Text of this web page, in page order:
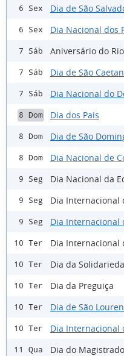
6 Sex Dia de São
6 Sex Dia Nacional dos
7 Sáb Aniversário do
7 Sáb Dia de São
7 Sáb Dia Nacional do
8 Dom Dia dos Pais
8 Dom Dia de São
8 Dom Dia Nacional de
9 Seg Dia Nacional da
9 Seg Dia Internacional
9 Seg Dia Internacional
10 Ter Dia Internacional
10 Ter Dia da
10 Ter Dia da Preguiça
10 Ter Dia de São
10 Ter Dia Internacional
11 Qua Dia do Magistrado